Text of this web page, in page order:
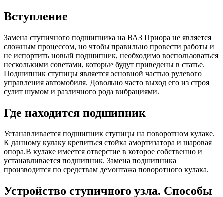
Вступление
Замена ступичного подшипника на ВАЗ Приора не является
сложным процессом, но чтобы правильно провести работы и
не испортить новый подшипник, необходимо воспользоваться
несколькими советами, которые будут приведены в статье.
Подшипник ступицы является основной частью рулевого
управления автомобиля. Довольно часто выход его из строя
сулит шумом и различного рода вибрациями.
Где находится подшипник
Устанавливается подшипник ступицы на поворотном кулаке.
К данному кулаку крепиться стойка амортизатора и шаровая
опора.В кулаке имеется отверстие в которое собственно и
устанавливается подшипник. Замена подшипника
производится по средствам демонтажа поворотного кулака.
Устройство ступичного узла. Cпособы